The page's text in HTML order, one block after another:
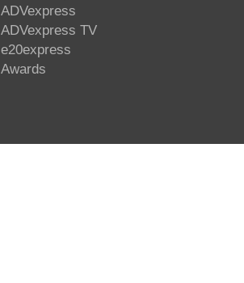
ADVexpress
ADVexpress TV
e20express
Awards